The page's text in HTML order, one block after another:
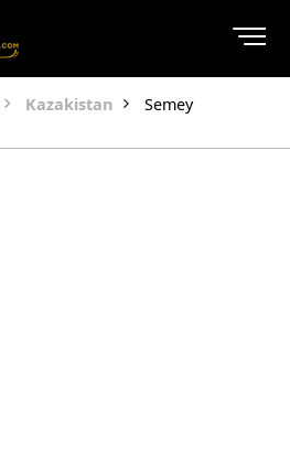
Kazakistan Semey